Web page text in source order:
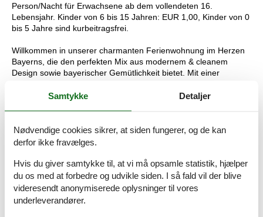
Person/Nacht für Erwachsene ab dem vollendeten 16.
Lebensjahr. Kinder von 6 bis 15 Jahren: EUR 1,00, Kinder von 0
bis 5 Jahre sind kurbeitragsfrei.
Willkommen in unserer charmanten Ferienwohnung im Herzen
Bayerns, die den perfekten Mix aus modernem & cleanem
Design sowie bayerischer Gemütlichkeit bietet. Mit einer
einladendes Zuhause für bis zu 4 Personen und genügend
Die Wohnung hat zwei Räume: ein separates Schlafzimmer mit
einem bequemen Doppelbett (1,80m x 2,00m) und ein
bietet.
Die Sitzecke im hellen Erker des Wohnzimmers lädt zum
Entspannen und Verweilen ein. Eure Mahlzeiten könnet ihr in
der separaten, voll ausgestatteten Küche zubereiten, die trotz
Samtykke Detaljer
Nødvendige cookies sikrer, at siden fungerer, og de kan
derfor ikke fravælges.
Hvis du giver samtykke til, at vi må opsamle statistik, hjælper
du os med at forbedre og udvikle siden. I så fald vil der blive
videresendt anonymiserede oplysninger til vores
underleverandører.